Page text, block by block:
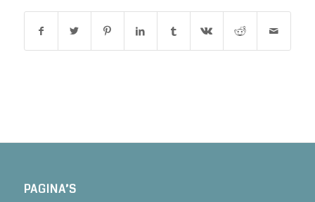
PAGINA’S